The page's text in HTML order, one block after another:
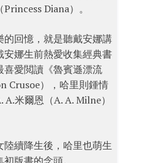
Diana）。
的回憶，就是聽戴安娜講
安娜生前熱愛收集經典書
喜愛閲讀《魯賓遜漂流
Crusoe），哈里則鍾情
米爾恩（A. A. Milne）
陸續降生後，哈里也萌生